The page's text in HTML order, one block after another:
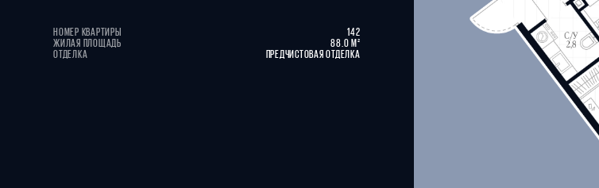
НОМЕР КВАРТИРЫ
142
ЖИЛАЯ ПЛОЩАДЬ
88.0 М²
ОТДЕЛКА
ПРЕДЧИСТОВАЯ ОТДЕЛКА